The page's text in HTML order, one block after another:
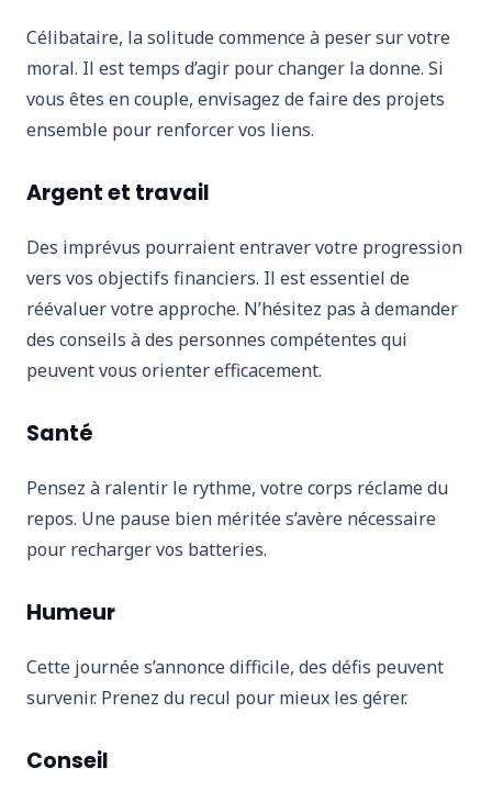
Célibataire, la solitude commence à peser sur votre
moral. Il est temps d’agir pour changer la donne. Si
vous êtes en couple, envisagez de faire des projets
ensemble pour renforcer vos liens.
Argent et travail
Des imprévus pourraient entraver votre progression
vers vos objectifs financiers. Il est essentiel de
réévaluer votre approche. N’hésitez pas à demander
des conseils à des personnes compétentes qui
peuvent vous orienter efficacement.
Santé
Pensez à ralentir le rythme, votre corps réclame du
repos. Une pause bien méritée s’avère nécessaire
pour recharger vos batteries.
Humeur
Cette journée s’annonce difficile, des défis peuvent
survenir. Prenez du recul pour mieux les gérer.
Conseil